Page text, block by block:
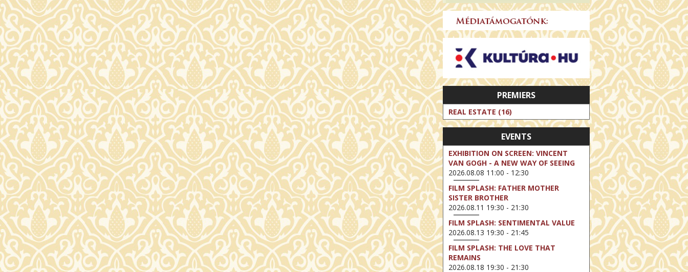
PREMIERS
REAL ESTATE (16)
EVENTS
EXHIBITION ON SCREEN: VINCENT
VAN GOGH - A NEW WAY OF SEEING
2026.08.08 11:00 - 12:30
FILM SPLASH: FATHER MOTHER
SISTER BROTHER
2026.08.11 19:30 - 21:30
FILM SPLASH: SENTIMENTAL VALUE
2026.08.13 19:30 - 21:45
FILM SPLASH: THE LOVE THAT
REMAINS
2026.08.18 19:30 - 21:30